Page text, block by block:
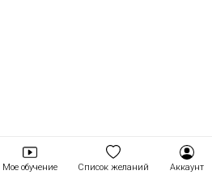
Мое обучение Список желаний Аккаунт